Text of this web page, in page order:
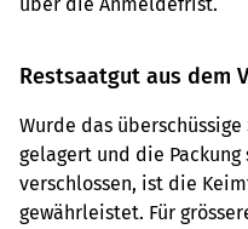
Restsaatgut aus dem
Wurde das
gelagert und die
verschlossen, ist die
gewährleistet. Für